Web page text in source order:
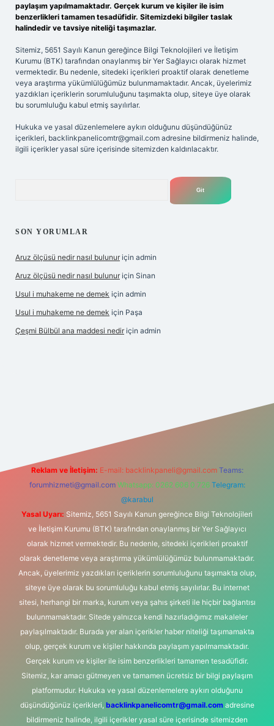
paylaşım yapılmamaktadır. Gerçek kurum ve kişiler ile isim
benzerlikleri tamamen tesadüfidir. Sitemizdeki bilgiler taslak
halindedir ve tavsiye niteliği taşımazlar.
Sitemiz, 5651 Sayılı Kanun gereğince Bilgi Teknolojileri ve İletişim
Kurumu (BTK) tarafından onaylanmış bir Yer Sağlayıcı olarak hizmet
vermektedir. Bu nedenle, sitedeki içerikleri proaktif olarak denetleme
veya araştırma yükümlülüğümüz bulunmamaktadır. Ancak, üyelerimiz
yazdıkları içeriklerin sorumluluğunu taşımakta olup, siteye üye olarak
bu sorumluluğu kabul etmiş sayılırlar.
Hukuka ve yasal düzenlemelere aykırı olduğunu düşündüğünüz
içerikleri, backlinkpanelicomtr@gmail.com adresine bildirmeniz halinde,
ilgili içerikler yasal süre içerisinde sitemizden kaldırılacaktır.
SON YORUMLAR
Aruz ölçüsü nedir nasıl bulunur için admin
Aruz ölçüsü nedir nasıl bulunur için Sinan
Usul i muhakeme ne demek için admin
Usul i muhakeme ne demek için Paşa
Çeşmi Bülbül ana maddesi nedir için admin
Reklam ve İletişim: E-mail: backlinkpaneli@gmail.com Teams:
forumhizmeti@gmail.com Whatsapp: 0262 606 0 726 Telegram:
@karabul
Yasal Uyarı: Sitemiz, 5651 Sayılı Kanun gereğince Bilgi Teknolojileri
ve İletişim Kurumu (BTK) tarafından onaylanmış bir Yer Sağlayıcı
olarak hizmet vermektedir. Bu nedenle, sitedeki içerikleri proaktif
olarak denetleme veya araştırma yükümlülüğümüz bulunmamaktadır.
Ancak, üyelerimiz yazdıkları içeriklerin sorumluluğunu taşımakta olup,
siteye üye olarak bu sorumluluğu kabul etmiş sayılırlar. Bu internet
sitesi, herhangi bir marka, kurum veya şahıs şirketi ile hiçbir bağlantısı
bulunmamaktadır. Sitede yalnızca kendi hazırladığımız makaleler
paylaşılmaktadır. Burada yer alan içerikler haber niteliği taşımamakta
olup, gerçek kurum ve kişiler hakkında paylaşım yapılmamaktadır.
Gerçek kurum ve kişiler ile isim benzerlikleri tamamen tesadüfidir.
Sitemiz, kar amacı gütmeyen ve tamamen ücretsiz bir bilgi paylaşım
platformudur. Hukuka ve yasal düzenlemelere aykırı olduğunu
düşündüğünüz içerikleri, backlinkpanelicomtr@gmail.comadresine
bildirmeniz halinde, ilgili içerikler yasal süre içerisinde sitemizden